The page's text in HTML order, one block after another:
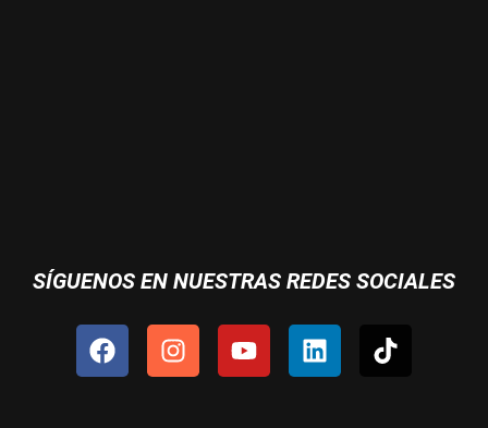
SÍGUENOS EN NUESTRAS REDES SOCIALES